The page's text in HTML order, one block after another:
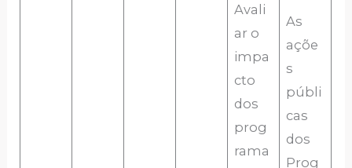
Avali
ar o
impa
cto
dos
prog
rama
As
açõe
s
públi
cas
dos
Prog